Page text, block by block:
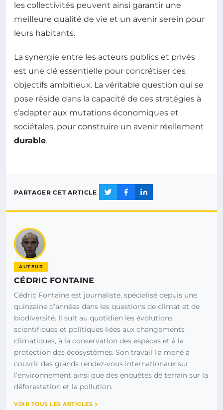
les collectivités peuvent ainsi garantir une
meilleure qualité de vie et un avenir serein pour
leurs habitants.
La synergie entre les acteurs publics et privés
est une clé essentielle pour concrétiser ces
objectifs ambitieux. La véritable question qui se
pose réside dans la capacité de ces stratégies à
s’adapter aux mutations économiques et
sociétales, pour construire un avenir réellement
durable.
PARTAGER CET ARTICLE
AUTEUR
CÉDRIC FONTAINE
Cédric Fontaine est journaliste, spécialisé depuis une
quinzaine d’années dans les questions de climat et de
biodiversité. Il suit au quotidien les évolutions
scientifiques et politiques liées aux changements
climatiques, à la conservation des espèces et à la
protection des écosystèmes. Son travail l’a mené à
couvrir des grands rendez-vous internationaux sur
l’environnement ainsi que des enquêtes de terrain sur la
déforestation et la pollution.
VOIR TOUS LES ARTICLES